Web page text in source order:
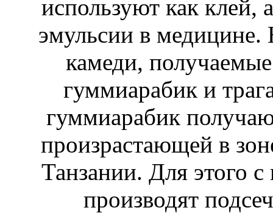
используют как клей,
эмульсии в медицине.
камеди,
гуммиарабик и
гуммиарабик
произрастающей в
Танзании. Для этого с
производят